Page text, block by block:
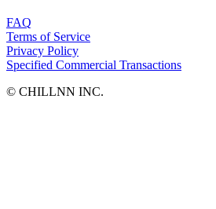
FAQ
Terms of Service
Privacy Policy
Specified Commercial Transactions
©︎ CHILLNN INC.